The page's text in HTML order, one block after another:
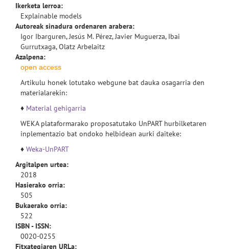
Ikerketa lerroa:
Explainable models
Autoreak sinadura ordenaren arabera:
Igor Ibarguren, Jesús M. Pérez, Javier Muguerza, Ibai
Gurrutxaga, Olatz Arbelaitz
Azalpena:
open access
Artikulu honek lotutako webgune bat dauka osagarria den
materialarekin:
♦ Material gehigarria
WEKA plataformarako proposatutako UnPART hurbilketaren
inplementazio bat ondoko helbidean aurki daiteke:
♦ Weka-UnPART
Argitalpen urtea:
2018
Hasierako orria:
505
Bukaerako orria:
522
ISBN - ISSN:
0020-0255
Fitxategiaren URLa: